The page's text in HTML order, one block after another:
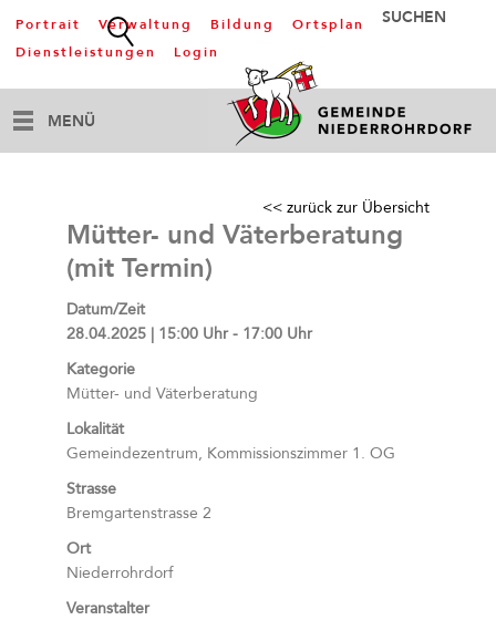
Portrait Verwaltung Bildung
Ortsplan
Dienstleistungen
Login
MENÜ
<< zurück zur Übersicht
Mütter- und Väterberatung
(mit Termin)
Datum/Zeit
28.04.2025 | 15:00 Uhr - 17:00 Uhr
Kategorie
Mütter- und Väterberatung
Lokalität
Gemeindezentrum, Kommissionszimmer 1. OG
Strasse
Bremgartenstrasse 2
Ort
Niederrohrdorf
Veranstalter